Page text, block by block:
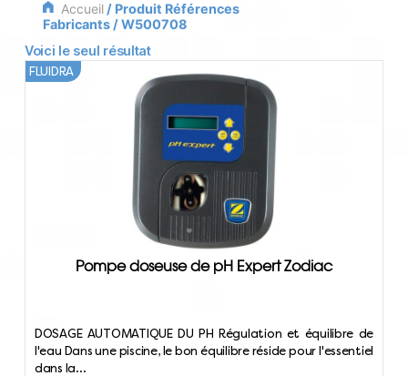
Accueil/ Produit Références
Fabricants / W500708
Voici le seul résultat
Pompe doseuse de pH Expert Zodiac
FLUIDRA
DOSAGE AUTOMATIQUE DU PH Régulation et équilibre de
l'eau Dans une piscine, le bon équilibre réside pour l'essentiel
dans la…